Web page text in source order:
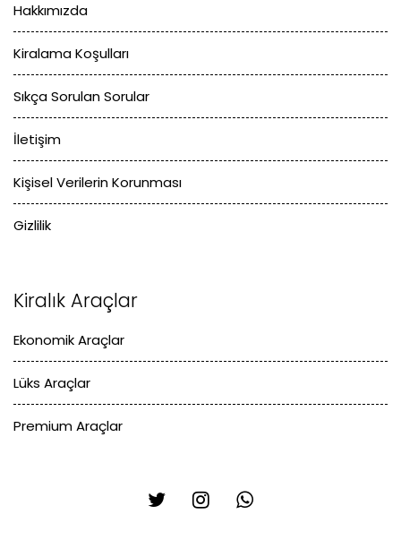
Hakkımızda
Kiralama Koşulları
Sıkça Sorulan Sorular
İletişim
Kişisel Verilerin Korunması
Gizlilik
Kiralık Araçlar
Ekonomik Araçlar
Lüks Araçlar
Premium Araçlar